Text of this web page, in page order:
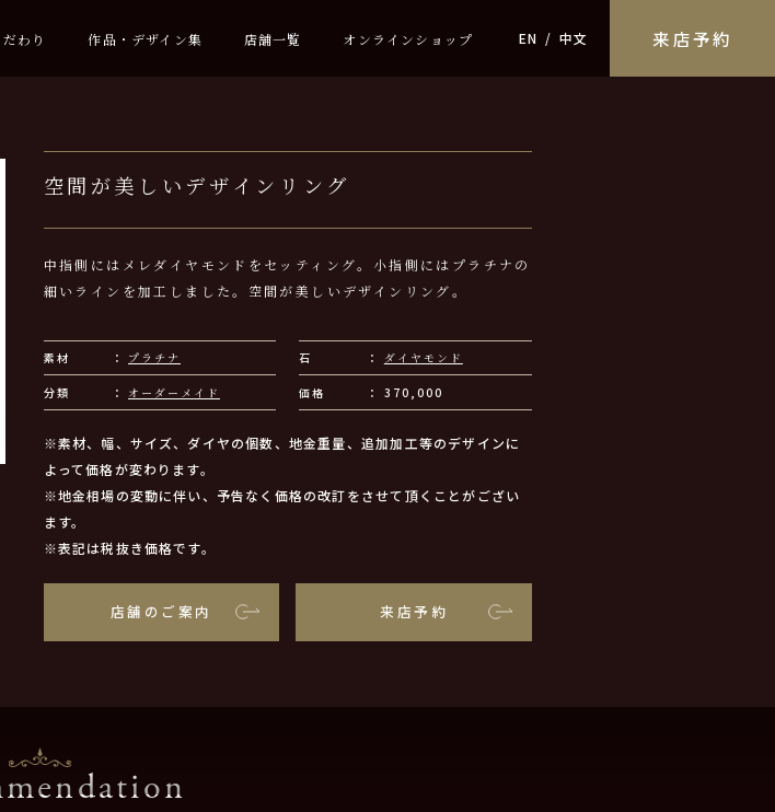
来店予約
わり 作品・デザイン集 店舗一覧 オンラインショップ EN 中文
空間が美しいデザインリング
中指側にはメレダイヤモンドをセッティング。小指側にはプラチナの
細いラインを加工しました。空間が美しいデザインリング。
素材 プラチナ 石 ダイヤモンド
分類 オーダーメイド 価格 370,000
※素材、幅、サイズ、ダイヤの個数、地金重量、追加加工等のデザインに
よって価格が変わります。
※地金相場の変動に伴い、予告なく価格の改訂をさせて頂くことがござい
ます。
※表記は税抜き価格です。
店舗のご案内 来店予約